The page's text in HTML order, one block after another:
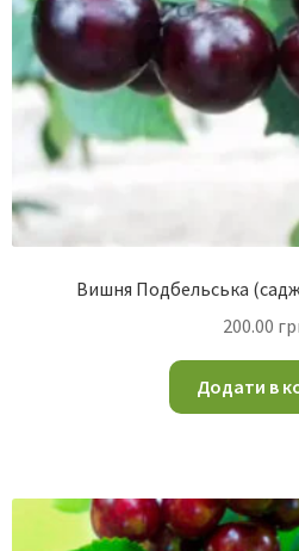
Вишня Подбельська
200.00
Додати в